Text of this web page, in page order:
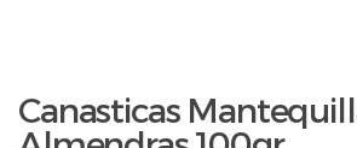
Canasticas